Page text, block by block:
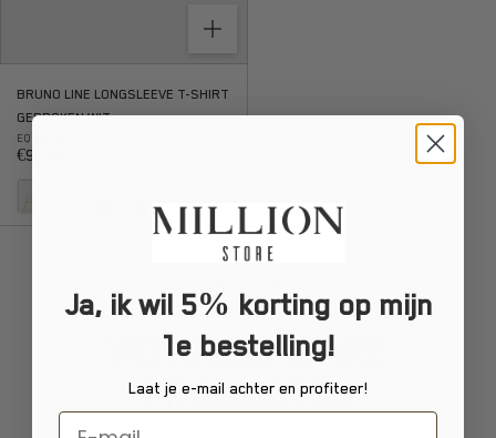
BRUNO LINE LONGSLEEVE T-SHIRT
GEBROKEN WIT
EQUALITE
Aanbiedingsprijs
€90,00
Ja, ik wil 5% korting op mijn
1e bestelling!
Laat je e-mail achter en profiteer!